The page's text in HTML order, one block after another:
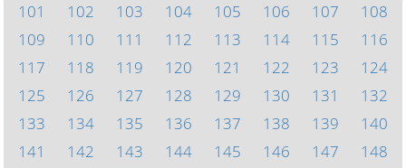
101
102 103 104 105 106 107
108
109
110 111 112 113 114 115
116
117
118 119 120 121 122 123
124
125
126 127 128 129 130 131
132
133
134 135 136 137 138 139
140
141
142 143 144 145 146 147
148